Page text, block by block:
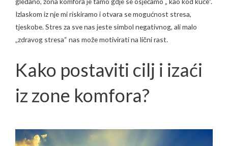
Izlaskom iz nje mi riskiramo i otvara se mogućnost stresa,
tjeskobe. Stres za sve nas jeste simbol negativnog, ali malo
„zdravog stresa“ nas može motivirati na lični rast.
Kako postaviti cilj i izaći
iz zone komfora?